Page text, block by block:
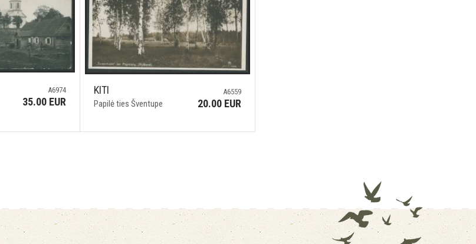
A6974
35.00 EUR
KITI
Papilė ties Šventupe
A6559
20.00 EUR